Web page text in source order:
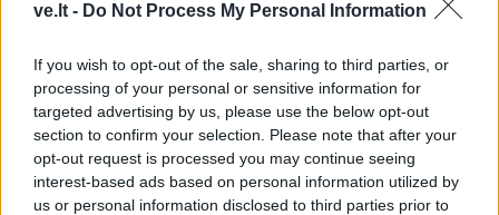
ve.lt - Do Not Process My Personal Information
If you wish to opt-out of the sale, sharing to third parties, or
processing of your personal or sensitive information for
targeted advertising by us, please use the below opt-out
section to confirm your selection. Please note that after your
opt-out request is processed you may continue seeing
interest-based ads based on personal information utilized by
us or personal information disclosed to third parties prior to
Pasaulis
Skaudus smūgis Rusijos
energetikos pajamoms:
JAV Senatas pritarė
naujam sankcijų paketui
Pasaulis
Stalino šešėlis virš
Kremliaus: kas laukia
Rusijos pasitraukus
Vladimirui Putinui(2)